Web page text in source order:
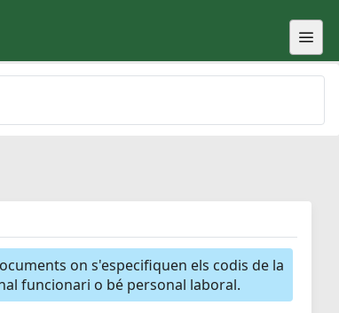
on s'especifiquen els codis de la
funcionari o bé personal laboral.